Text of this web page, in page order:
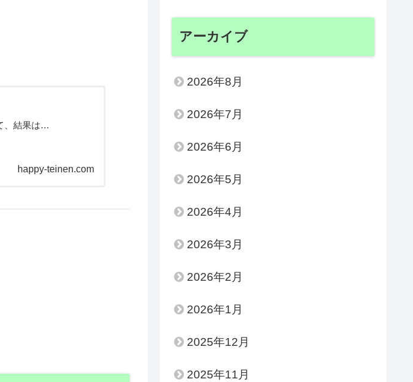
、結果は…
happy-teinen.com
アーカイブ
2026年8月
2026年7月
2026年6月
2026年5月
2026年4月
2026年3月
2026年2月
2026年1月
2025年12月
2025年11月